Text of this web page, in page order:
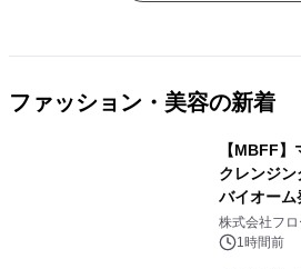
ファッション・美容の新着
【MBFF
クレンジ
バイオー
クレンジン
発売
株式会社フ
1時間前